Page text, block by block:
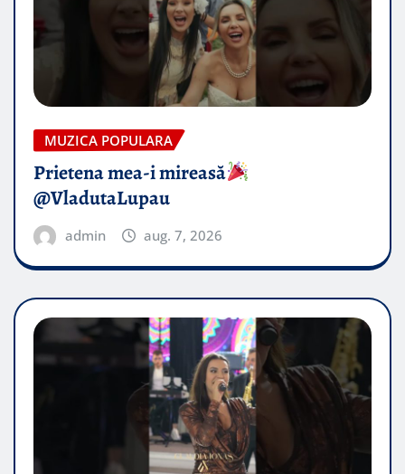
MUZICA POPULARA
Prietena mea-i mireasă​
@VladutaLupau
admin aug. 7, 2026